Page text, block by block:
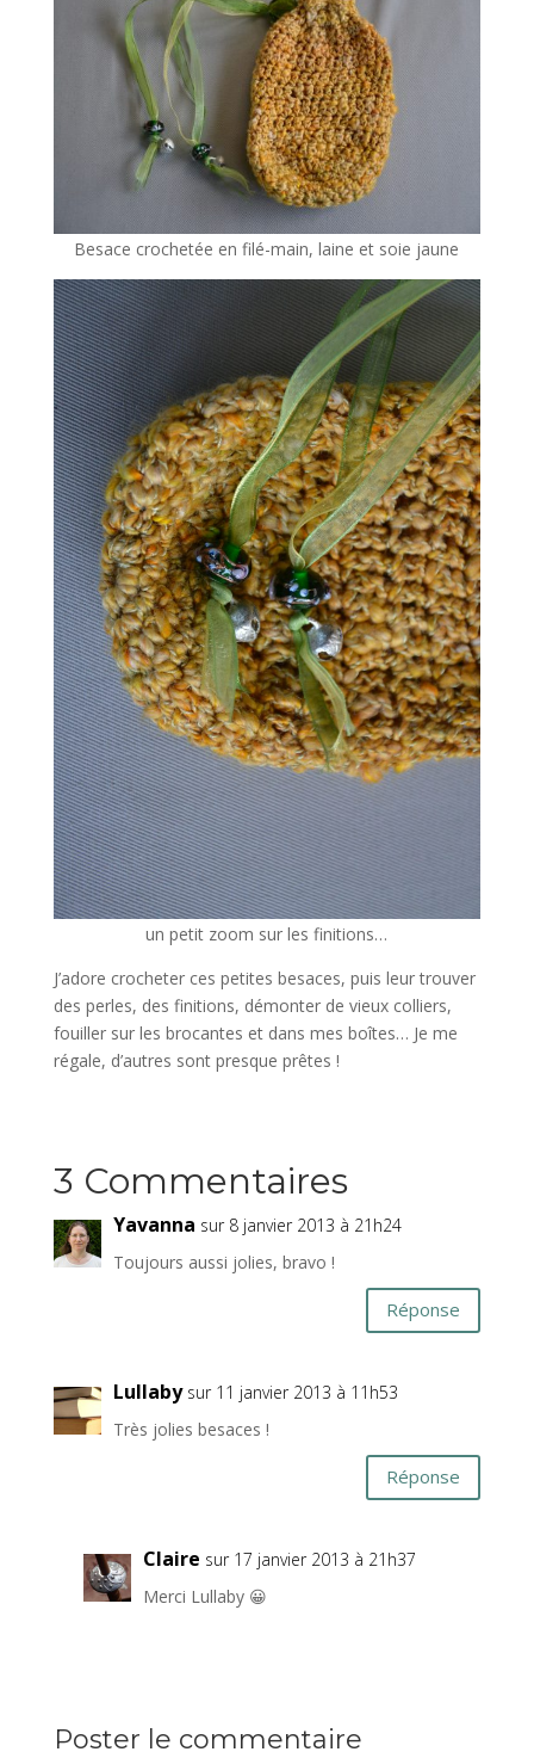
Besace crochetée en filé-main, laine et soie jaune
un petit zoom sur les finitions…
J’adore crocheter ces petites besaces, puis leur trouver
des perles, des finitions, démonter de vieux colliers,
fouiller sur les brocantes et dans mes boîtes… Je me
régale, d’autres sont presque prêtes !
3 Commentaires
Yavanna sur 8 janvier 2013 à 21h24
Toujours aussi jolies, bravo !
Réponse
Lullaby sur 11 janvier 2013 à 11h53
Très jolies besaces !
Réponse
Claire sur 17 janvier 2013 à 21h37
Merci Lullaby 😀
Poster le commentaire